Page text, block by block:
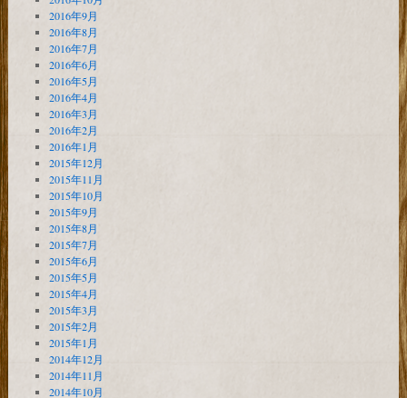
2016年9月
2016年8月
2016年7月
2016年6月
2016年5月
2016年4月
2016年3月
2016年2月
2016年1月
2015年12月
2015年11月
2015年10月
2015年9月
2015年8月
2015年7月
2015年6月
2015年5月
2015年4月
2015年3月
2015年2月
2015年1月
2014年12月
2014年11月
2014年10月